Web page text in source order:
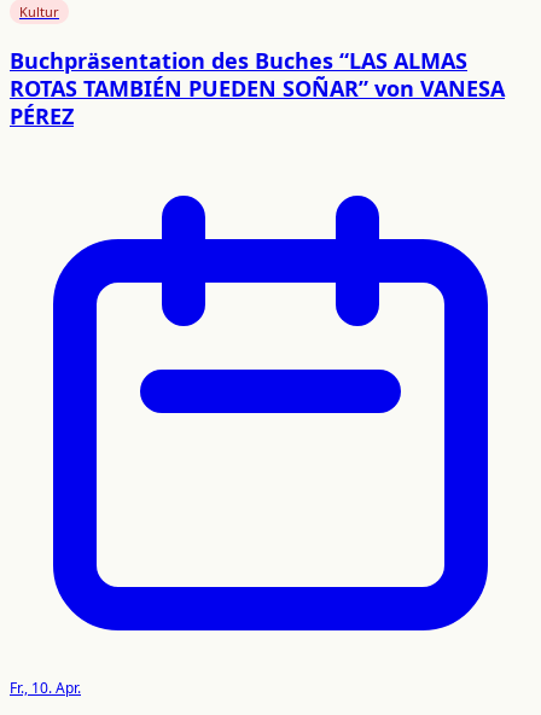
Kultur
Buchpräsentation des Buches “LAS ALMAS
ROTAS TAMBIÉN PUEDEN SOÑAR” von VANESA
PÉREZ
Fr., 10. Apr.